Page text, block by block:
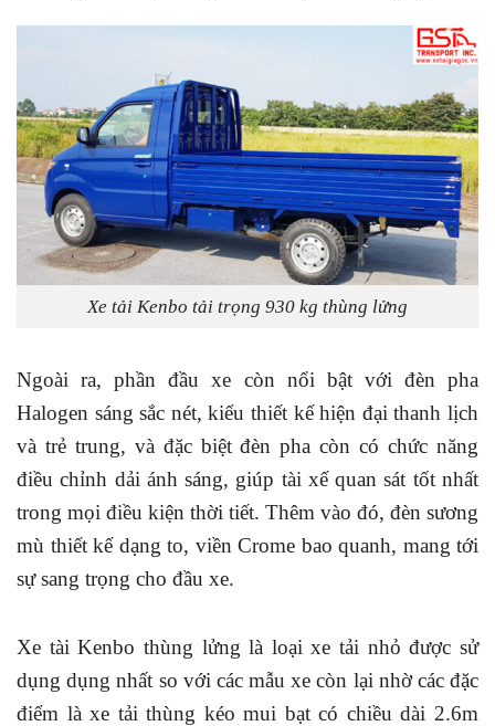
Xe tải Kenbo tải trọng 930 kg thùng lửng
Ngoài ra, phần đầu xe còn nổi bật với đèn pha
Halogen sáng sắc nét, kiểu thiết kế hiện đại thanh lịch
và trẻ trung, và đặc biệt đèn pha còn có chức năng
điều chỉnh dải ánh sáng, giúp tài xế quan sát tốt nhất
trong mọi điều kiện thời tiết. Thêm vào đó, đèn sương
mù thiết kế dạng to, viền Crome bao quanh, mang tới
sự sang trọng cho đầu xe.
Xe tài Kenbo thùng lửng là loại xe tải nhỏ được sử
dụng dụng nhất so với các mẫu xe còn lại nhờ các đặc
điểm là xe tải thùng kéo mui bạt có chiều dài 2.6m